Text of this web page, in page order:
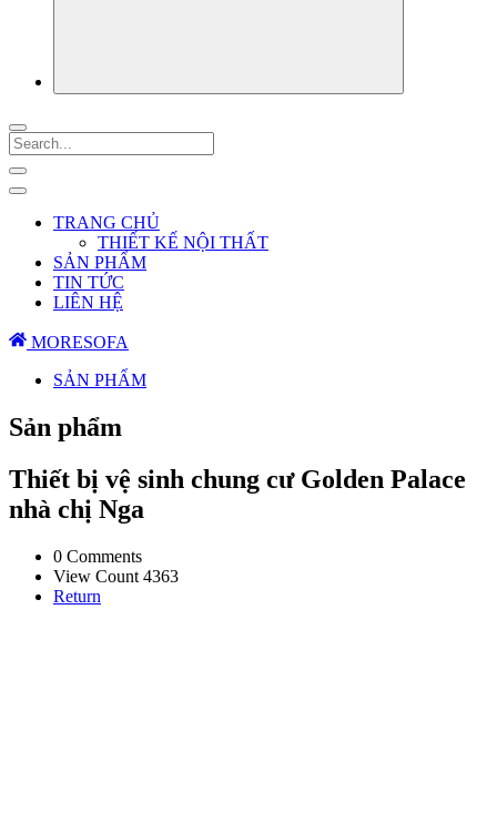
TRANG CHỦ
THIẾT KẾ NỘI THẤT
SẢN PHẨM
TIN TỨC
LIÊN HỆ
MORESOFA
SẢN PHẨM
Sản phẩm
Thiết bị vệ sinh chung cư Golden Palace
nhà chị Nga
0 Comments
View Count 4363
Return